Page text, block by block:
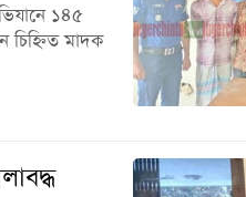
১৪৫
চিহ্নিত মাদক